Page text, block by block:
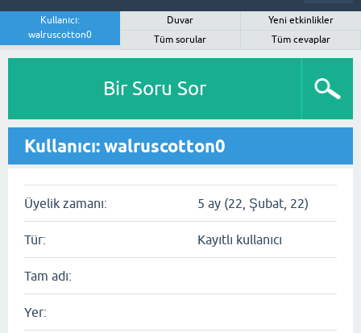
Kullanıcı:
walruscotton0
Duvar
Yeni etkinlikler
Tüm sorular
Tüm cevaplar
Bir Soru Sor
Kullanıcı: walruscotton0
Üyelik zamanı: 5 ay (22, Şubat, 22)
Tür: Kayıtlı kullanıcı
Tam adı:
Yer: